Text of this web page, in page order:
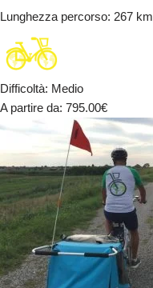
Lunghezza percorso: 267 km
Difficoltà: Medio
A partire da: 795.00€